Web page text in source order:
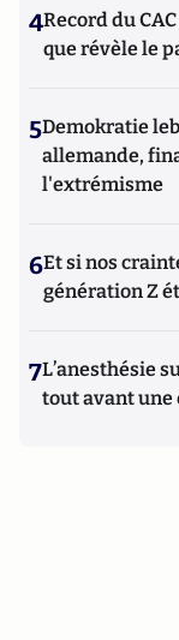
4Record du
que révèle le
5Demokratie
allemande,
l'extrémisme
6Et si nos
génération Z
7L’anesthésie
tout avant